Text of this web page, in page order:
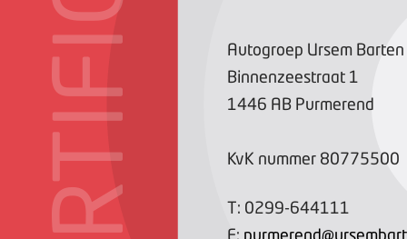
Autogroep Ursem
Binnenzeestraat 1
1446 AB Purmerend
KvK nummer 80775500
T: 0299-644111
E: